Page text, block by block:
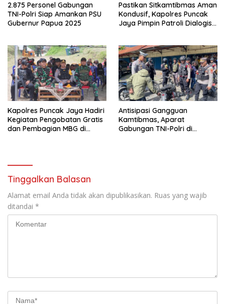
2.875 Personel Gabungan
TNI-Polri Siap Amankan PSU
Gubernur Papua 2025
Pastikan Sitkamtibmas Aman
Kondusif, Kapolres Puncak
Jaya Pimpin Patroli Dialogis
Kapolres Puncak Jaya Hadiri
Kegiatan Pengobatan Gratis
dan Pembagian MBG di
Antisipasi Gangguan
Kamtibmas, Aparat
Gabungan TNI-Polri di
Tinggalkan Balasan
Alamat email Anda tidak akan dipublikasikan. Ruas yang wajib
ditandai *